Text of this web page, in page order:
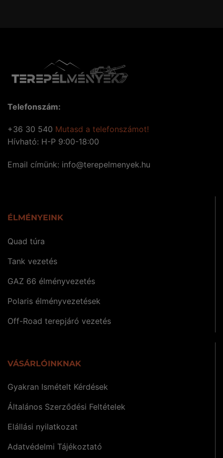
Telefonszám:
+36 30 540 Mutasd a telefonszámot!
Hívható: H-P 9:00-18:00
Email címünk: uh.keynemleperet@ofni
ÉLMÉNYEINK
Quad túra
Tank vezetés
GAZ 66 élményvezetés
Polaris élményvezetések
Off-Road terepjáró vezetés
VÁSÁRLÓINKNAK
Gyakran Ismételt Kérdések
Általános Szerződési Feltételek
Elállási nyilatkozat
Adatvédelmi Tájékoztató